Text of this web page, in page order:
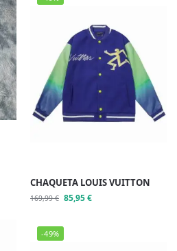
CHAQUETA LOUIS VUITTON
169,99€ 85,95€
-49%